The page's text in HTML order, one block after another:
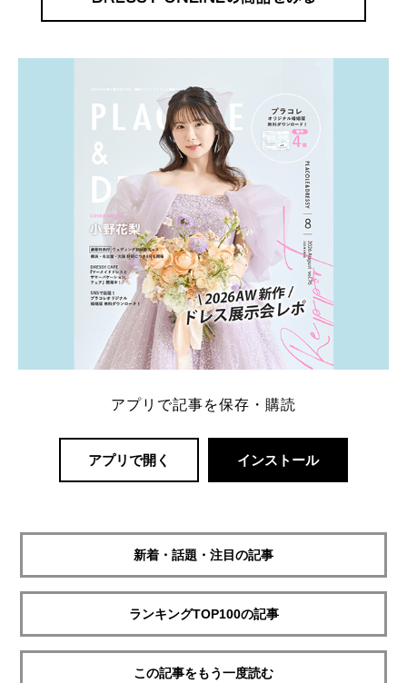
アプリで記事を保存・購読
アプリで開く インストール
新着・話題・注目の記事
ランキングTOP100の記事
この記事をもう一度読む